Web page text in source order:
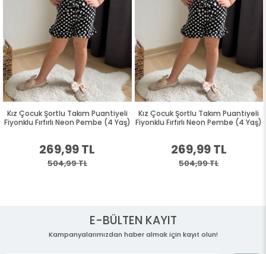
Kız Çocuk Şortlu Takım Puantiyeli
Fiyonklu Fırfırlı Neon Pembe (4 Yaş)
269,99 TL
504,99 TL
Kız Çocuk Şortlu Takım Puantiyeli
Fiyonklu Fırfırlı Neon Pembe (4 Yaş)
269,99 TL
504,99 TL
E-BÜLTEN KAYIT
Kampanyalarımızdan haber almak için kayıt olun!